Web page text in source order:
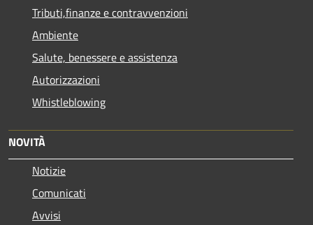
Tributi,finanze e contravvenzioni
Ambiente
Salute, benessere e assistenza
Autorizzazioni
Whistleblowing
NOVITÀ
Notizie
Comunicati
Avvisi